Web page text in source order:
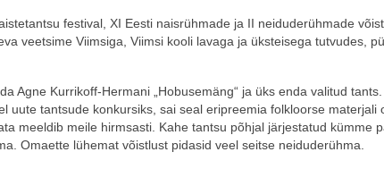
festival, XI Eesti naisrühmade ja II neiduderühmade
veetsime Viimsiga, Viimsi kooli lavaga ja üksteisega tutvudes,
Agne Kurrikoff-Hermani „Hobusemäng“ ja üks enda valitud
uute tantsude konkursiks, sai seal eripreemia folkloorse materjali
meeldib meile hirmsasti. Kahe tantsu põhjal järjestatud kümme
Omaette lühemat võistlust pidasid veel seitse neiduderühma.